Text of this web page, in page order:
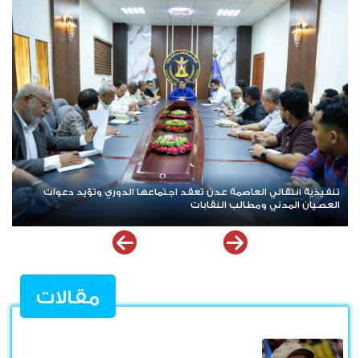
حضرموت في قلب الصراع.. هل تتحول حماية المنشآت النفطية إلى
معركة جديدة على الثروة والسيادة؟
مقالات